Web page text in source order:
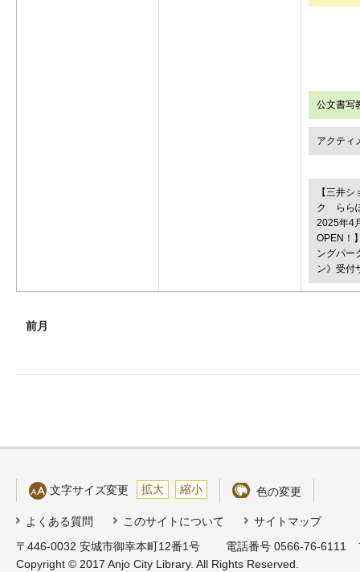
公文書写
アクティ
【三井
ク らら
2025年
OPEN！
ングパー
ン》受付
前月
文字サイズ変更 拡大 縮小 色の変更
よくある質問 このサイトについて
サイトマップ
〒446-0032 安城市御幸本町12番1号
電話番号 0566-76-6111
Copyright © 2017 Anjo City Library. All Rights Reserved.